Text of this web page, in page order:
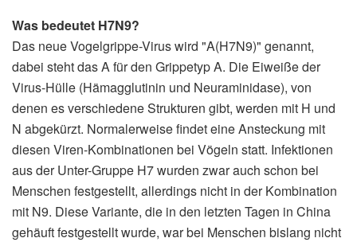
Was bedeutet H7N9?
Das neue Vogelgrippe-Virus wird "A(H7N9)" genannt,
dabei steht das A für den Grippetyp A. Die Eiweiße der
Virus-Hülle (Hämagglutinin und Neuraminidase), von
denen es verschiedene Strukturen gibt, werden mit H und
N abgekürzt. Normalerweise findet eine Ansteckung mit
diesen Viren-Kombinationen bei Vögeln statt. Infektionen
aus der Unter-Gruppe H7 wurden zwar auch schon bei
Menschen festgestellt, allerdings nicht in der Kombination
mit N9. Diese Variante, die in den letzten Tagen in China
gehäuft festgestellt wurde, war bei Menschen bislang nicht